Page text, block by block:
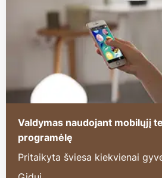
Valdymas naudojant mobilųjį
programėlę
Pritaikyta šviesa kiekvienai